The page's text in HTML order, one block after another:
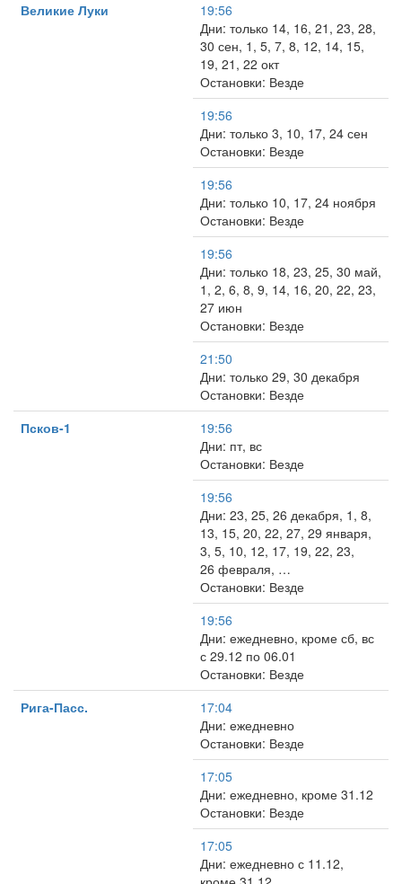
Великие Луки
19:56
Дни: только 14, 16, 21, 23, 28,
30 сен, 1, 5, 7, 8, 12, 14, 15,
19, 21, 22 окт
Остановки: Везде
19:56
Дни: только 3, 10, 17, 24 сен
Остановки: Везде
19:56
Дни: только 10, 17, 24 ноября
Остановки: Везде
19:56
Дни: только 18, 23, 25, 30 май,
1, 2, 6, 8, 9, 14, 16, 20, 22, 23,
27 июн
Остановки: Везде
21:50
Дни: только 29, 30 декабря
Остановки: Везде
Псков-1
19:56
Дни: пт, вс
Остановки: Везде
19:56
Дни: 23, 25, 26 декабря, 1, 8,
13, 15, 20, 22, 27, 29 января,
3, 5, 10, 12, 17, 19, 22, 23,
26 февраля, …
Остановки: Везде
19:56
Дни: ежедневно, кроме сб, вс
с 29.12 по 06.01
Остановки: Везде
Рига-Пасс.
17:04
Дни: ежедневно
Остановки: Везде
17:05
Дни: ежедневно, кроме 31.12
Остановки: Везде
17:05
Дни: ежедневно с 11.12,